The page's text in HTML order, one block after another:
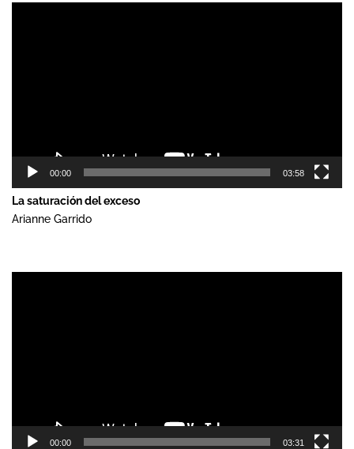
00:00 03:58
La saturación del exceso
Arianne Garrido
00:00 03:31